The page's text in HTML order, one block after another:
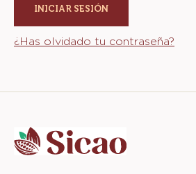
¿Has olvidado tu contraseña?
info